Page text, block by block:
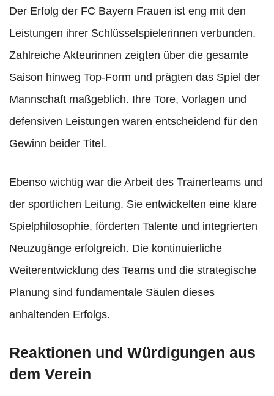
Der Erfolg der FC Bayern Frauen ist eng mit den
Leistungen ihrer Schlüsselspielerinnen verbunden.
Zahlreiche Akteurinnen zeigten über die gesamte
Saison hinweg Top-Form und prägten das Spiel der
Mannschaft maßgeblich. Ihre Tore, Vorlagen und
defensiven Leistungen waren entscheidend für den
Gewinn beider Titel.
Ebenso wichtig war die Arbeit des Trainerteams und
der sportlichen Leitung. Sie entwickelten eine klare
Spielphilosophie, förderten Talente und integrierten
Neuzugänge erfolgreich. Die kontinuierliche
Weiterentwicklung des Teams und die strategische
Planung sind fundamentale Säulen dieses
anhaltenden Erfolgs.
Reaktionen und Würdigungen aus
dem Verein